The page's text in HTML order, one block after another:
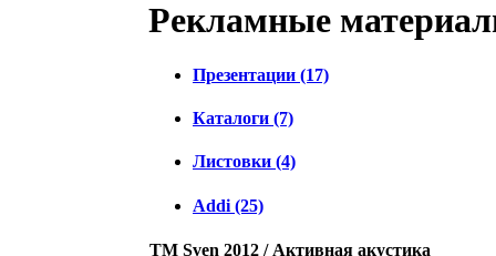
Рекламные
Презентации (17)
Каталоги (7)
Листовки (4)
Addi (25)
TM Sven 2012 / Активная акустика